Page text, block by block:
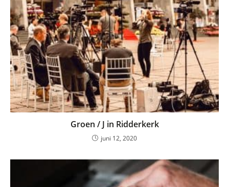
Groen / J in Ridderkerk
juni 12, 2020